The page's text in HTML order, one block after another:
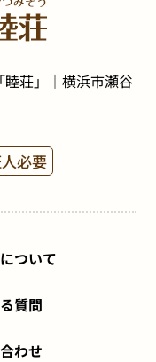
荘」｜横浜市瀬谷
必要
ついて
質問
わせ